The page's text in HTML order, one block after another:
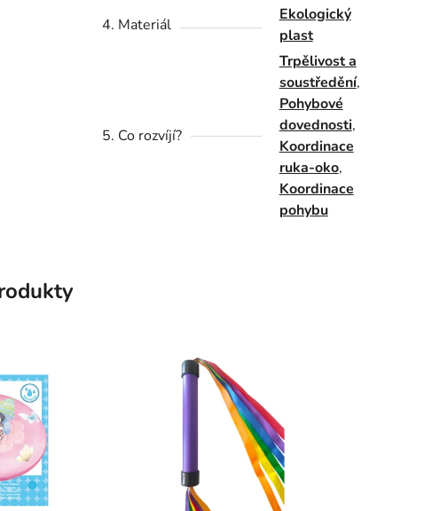
4. Materiál
Ekologický
plast
5. Co rozvíjí?
Trpělivost a
soustředění,
Pohybové
dovednosti,
Koordinace
ruka-oko,
Koordinace
pohybu